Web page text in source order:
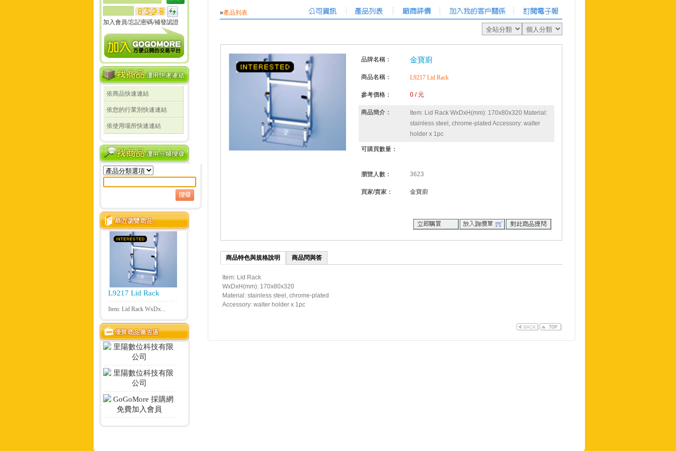
加入會員/忘記密碼/補發認證
依商品快速連結
依您的行業別快速連結
依使用場所快速連結
L9217 Lid Rack
Item: Lid Rack WxDx...
»產品列表
品牌名稱： 金寶廚
商品名稱： L9217 Lid Rack
參考價格： 0 / 元
商品簡介：
Item: Lid Rack WxDxH(mm): 170x80x320 Material:
stainless steel, chrome-plated Accessory: walter
holder x 1pc
可購買數量：
瀏覽人數： 3623
買家/賣家： 金寶廚
商品特色與規格說明 商品問與答
Item: Lid Rack
WxDxH(mm): 170x80x320
Material: stainless steel, chrome-plated
Accessory: walter holder x 1pc